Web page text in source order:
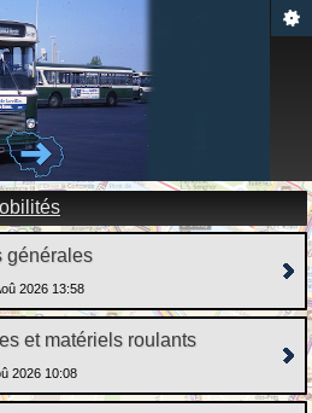
générales
2026 13:58
et matériels roulants
2026 10:08